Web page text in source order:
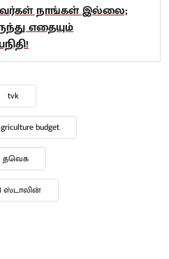
நாங்கள் இல்லை;
எதையும்
tvk
budget
தவெக
ஸ்டாலின்